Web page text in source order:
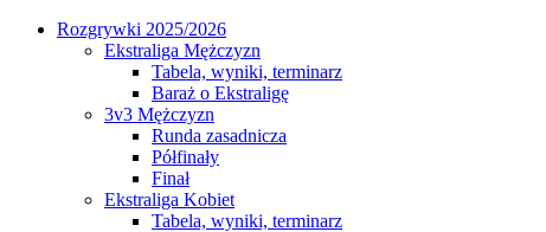
Rozgrywki 2025/2026
Ekstraliga Mężczyzn
Tabela, wyniki, terminarz
Baraż o Ekstraligę
3v3 Mężczyzn
Runda zasadnicza
Półfinały
Finał
Ekstraliga Kobiet
Tabela, wyniki, terminarz